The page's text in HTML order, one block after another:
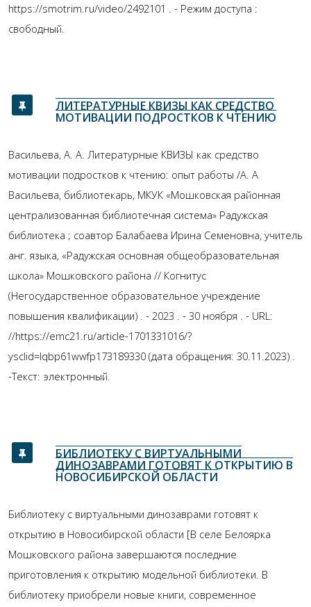
https://smotrim.ru/video/2492101 . - Режим доступа :
свободный.
ЛИТЕРАТУРНЫЕ КВИЗЫ КАК СРЕДСТВО
МОТИВАЦИИ ПОДРОСТКОВ К ЧТЕНИЮ
Васильева, А. А. Литературные КВИЗЫ как средство
мотивации подростков к чтению: опыт работы /А. А
Васильева, библиотекарь, МКУК «Мошковская районная
централизованная библиотечная система» Радужская
библиотека ; соавтор Балабаева Ирина Семеновна, учитель
анг. языка, «Радужская основная общеобразовательная
школа» Мошковского района // Когнитус
(Негосударственное образовательное учреждение
повышения квалификации) . - 2023 . - 30 ноября . - URL:
//https://emc21.ru/article-1701331016/?
ysclid=lqbp61wwfp173189330 (дата обращения: 30.11.2023) .
-Текст: электронный.
БИБЛИОТЕКУ С ВИРТУАЛЬНЫМИ
ДИНОЗАВРАМИ ГОТОВЯТ К ОТКРЫТИЮ В
НОВОСИБИРСКОЙ ОБЛАСТИ
Библиотеку с виртуальными динозаврами готовят к
открытию в Новосибирской области [В селе Белоярка
Мошковского района завершаются последние
приготовления к открытию модельной библиотеки. В
библиотеку приобрели новые книги, современное